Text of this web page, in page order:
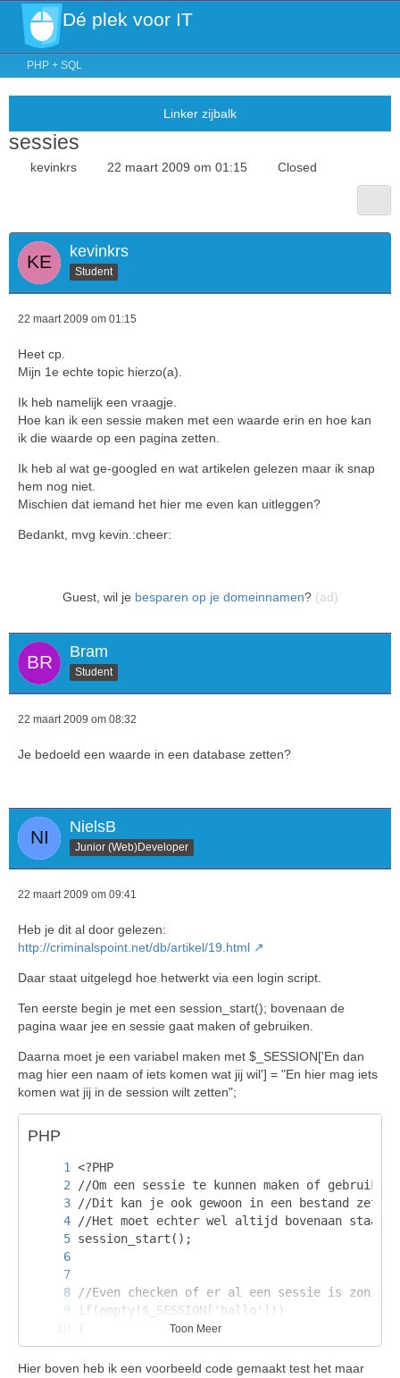
Dé plek voor IT
PHP + SQL
sessies
kevinkrs 22 maart 2009 om 01:15 Closed
kevinkrs
Student
22 maart 2009 om 01:15
Heet cp.
Mijn 1e echte topic hierzo(a).
Ik heb namelijk een vraagje.
Hoe kan ik een sessie maken met een waarde erin en hoe kan
ik die waarde op een pagina zetten.
Ik heb al wat ge-googled en wat artikelen gelezen maar ik snap
hem nog niet.
Mischien dat iemand het hier me even kan uitleggen?
Bedankt, mvg kevin.:cheer:
Guest, wil je besparen op je domeinnamen? (ad)
Bram
Student
22 maart 2009 om 08:32
Je bedoeld een waarde in een database zetten?
NielsB
Junior (Web)Developer
22 maart 2009 om 09:41
Heb je dit al door gelezen:
http://criminalspoint.net/db/artikel/19.html
Daar staat uitgelegd hoe hetwerkt via een login script.
Ten eerste begin je met een session_start(); bovenaan de
pagina waar jee en sessie gaat maken of gebruiken.
Daarna moet je een variabel maken met $_SESSION['En dan
mag hier een naam of iets komen wat jij wil'] = "En hier mag iets
komen wat jij in de session wilt zetten";
PHP
Toon Meer
Hier boven heb ik een voorbeeld code gemaakt test het maar